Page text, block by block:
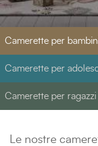
Camerette per
Camerette per
Camerette per ragazzi
Le nostre